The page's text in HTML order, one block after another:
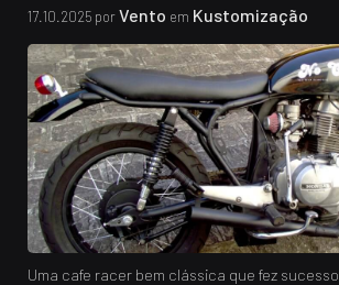
17.10.2025 porVento em Kustomização
Uma cafe racer bem clássica que fez